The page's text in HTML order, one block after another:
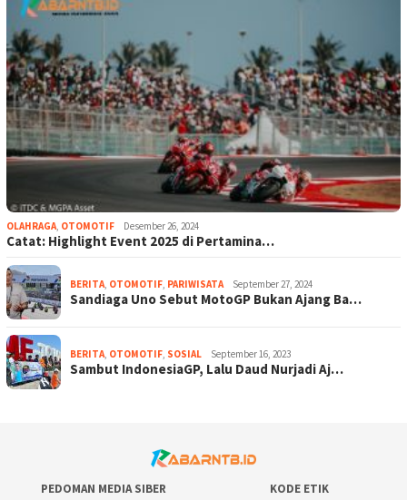
OLAHRAGA, OTOMOTIF Desember 26, 2024
Catat: Highlight Event 2025 di Pertamina…
BERITA, OTOMOTIF, PARIWISATA September 27, 2024
Sandiaga Uno Sebut MotoGP Bukan Ajang Ba…
BERITA, OTOMOTIF, SOSIAL September 16, 2023
Sambut IndonesiaGP, Lalu Daud Nurjadi Aj…
PEDOMAN MEDIA SIBER KODE ETIK